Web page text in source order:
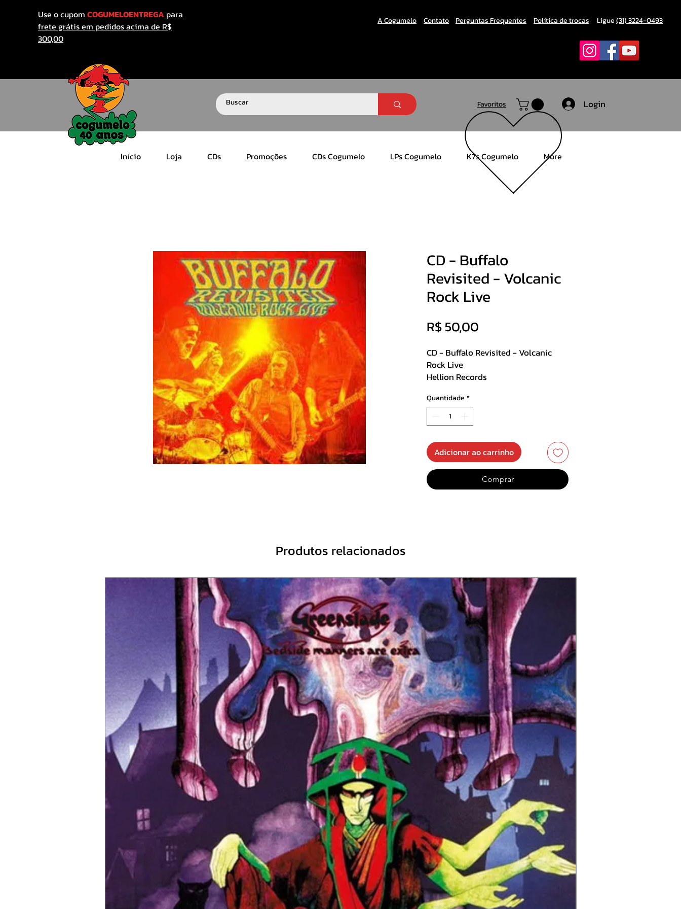
Use o cupom COGUMELOENTREGA para
frete grátis em pedidos acima de R$
300,00
A Cogumelo Contato Perguntas Frequentes Política de trocas Ligue(31) 3224-0493
Favoritos Login
Início Loja CDs Promoções CDs Cogumelo LPs Cogumelo K7s Cogumelo More
CD - Buffalo
Revisited - Volcanic
Rock Live
R$ 50,00
CD - Buffalo Revisited - Volcanic
Rock Live
Hellion Records
Track List :
2. Freedom
3. Til My Death
4. The Prophet
5. I – Pound of Flesh II – Shylock
Quantidade *
Adicionar ao carrinho
Comprar
Produtos relacionados